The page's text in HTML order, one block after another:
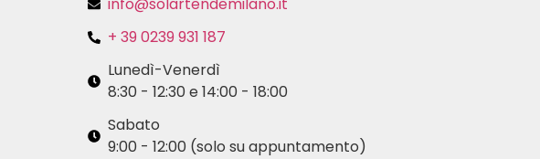
+ 39 0239 931 187
Lunedì-Venerdì
8:30 - 12:30 e 14:00 - 18:00
Sabato
9:00 - 12:00 (solo su appuntamento)